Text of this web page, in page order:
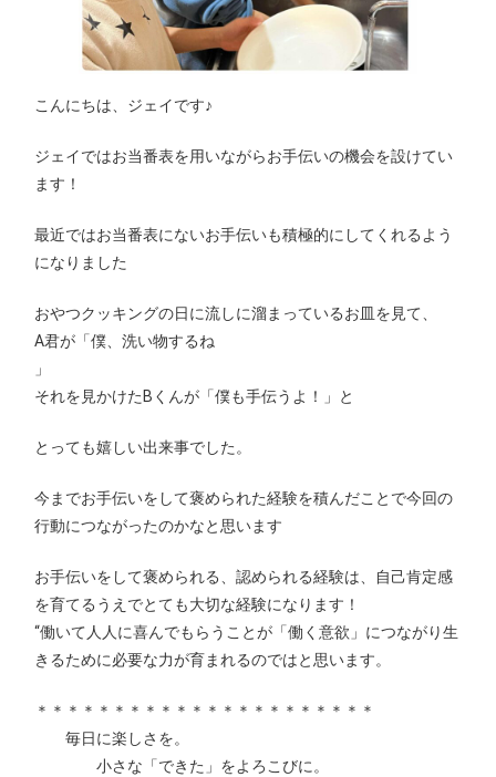
こんにちは、ジェイです♪
ジェイではお当番表を用いながらお手伝いの機会を設けてい
ます！
最近ではお当番表にないお手伝いも積極的にしてくれるよう
になりました
おやつクッキングの日に流しに溜まっているお皿を見て、
A君が「僕、洗い物するね
」
それを見かけたBくんが「僕も手伝うよ！」と
とっても嬉しい出来事でした。
今までお手伝いをして褒められた経験を積んだことで今回の
行動につながったのかなと思います
お手伝いをして褒められる、認められる経験は、自己肯定感
を育てるうえでとても大切な経験になります！
“働いて人人に喜んでもらうことが「働く意欲」につながり生
きるために必要な力が育まれるのではと思います。
＊＊＊＊＊＊＊＊＊＊＊＊＊＊＊＊＊＊＊＊＊＊
毎日に楽しさを。
小さな「できた」をよろこびに。